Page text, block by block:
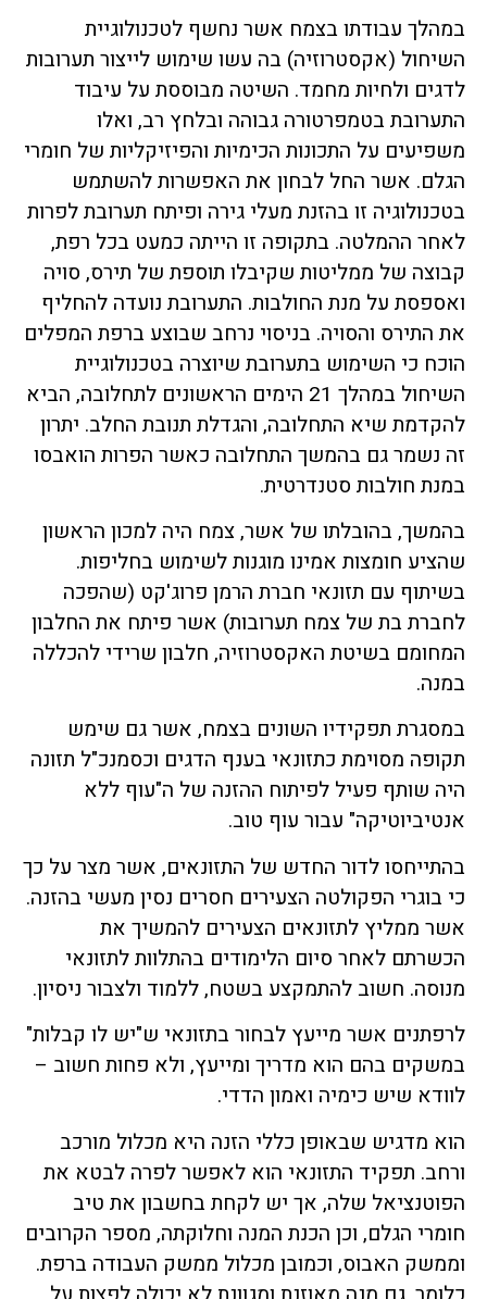
במהלך עבודתו בצמח אשר נחשף לטכנולוגיית
השיחול (אקסטרוזיה) בה עשו שימוש לייצור תערובות
לדגים ולחיות מחמד. השיטה מבוססת על עיבוד
התערובת בטמפרטורה גבוהה ובלחץ רב, ואלו
משפיעים על התכונות הכימיות והפיזיקליות של חומרי
הגלם. אשר החל לבחון את האפשרות להשתמש
בטכנולוגיה זו בהזנת מעלי גירה ופיתח תערובת לפרות
לאחר ההמלטה. בתקופה זו הייתה כמעט בכל רפת,
קבוצה של ממליטות שקיבלו תוספת של תירס, סויה
ואספסת על מנת החולבות. התערובת נועדה להחליף
את התירס והסויה. בניסוי נרחב שבוצע ברפת המפלים
הוכח כי השימוש בתערובת שיוצרה בטכנולוגיית
השיחול במהלך 21 הימים הראשונים לתחלובה, הביא
להקדמת שיא התחלובה, והגדלת תנובת החלב. יתרון
זה נשמר גם בהמשך התחלובה כאשר הפרות הואבסו
במנת חולבות סטנדרטית.
בהמשך, בהובלתו של אשר, צמח היה למכון הראשון
שהציע חומצות אמינו מוגנות לשימוש בחליפות.
בשיתוף עם תזונאי חברת הרמן פרוג'קט (שהפכה
לחברת בת של צמח תערובות) אשר פיתח את החלבון
המחומם בשיטת האקסטרוזיה, חלבון שרידי להכללה
במנה.
במסגרת תפקידיו השונים בצמח, אשר גם שימש
תקופה מסוימת כתזונאי בענף הדגים וכסמנכ"ל תזונה
היה שותף פעיל לפיתוח ההזנה של ה"עוף ללא
אנטיביוטיקה" עבור עוף טוב.
בהתייחסו לדור החדש של התזונאים, אשר מצר על כך
כי בוגרי הפקולטה הצעירים חסרים נסין מעשי בהזנה.
אשר ממליץ לתזונאים הצעירים להמשיך את
הכשרתם לאחר סיום הלימודים בהתלוות לתזונאי
מנוסה. חשוב להתמקצע בשטח, ללמוד ולצבור ניסיון.
לרפתנים אשר מייעץ לבחור בתזונאי ש"יש לו קבלות"
במשקים בהם הוא מדריך ומייעץ, ולא פחות חשוב –
לוודא שיש כימיה ואמון הדדי.
הוא מדגיש שבאופן כללי הזנה היא מכלול מורכב
ורחב. תפקיד התזונאי הוא לאפשר לפרה לבטא את
הפוטנציאל שלה, אך יש לקחת בחשבון את טיב
חומרי הגלם, וכן הכנת המנה וחלוקתה, מספר הקרובים
וממשק האבוס, וכמובן מכלול ממשק העבודה ברפת.